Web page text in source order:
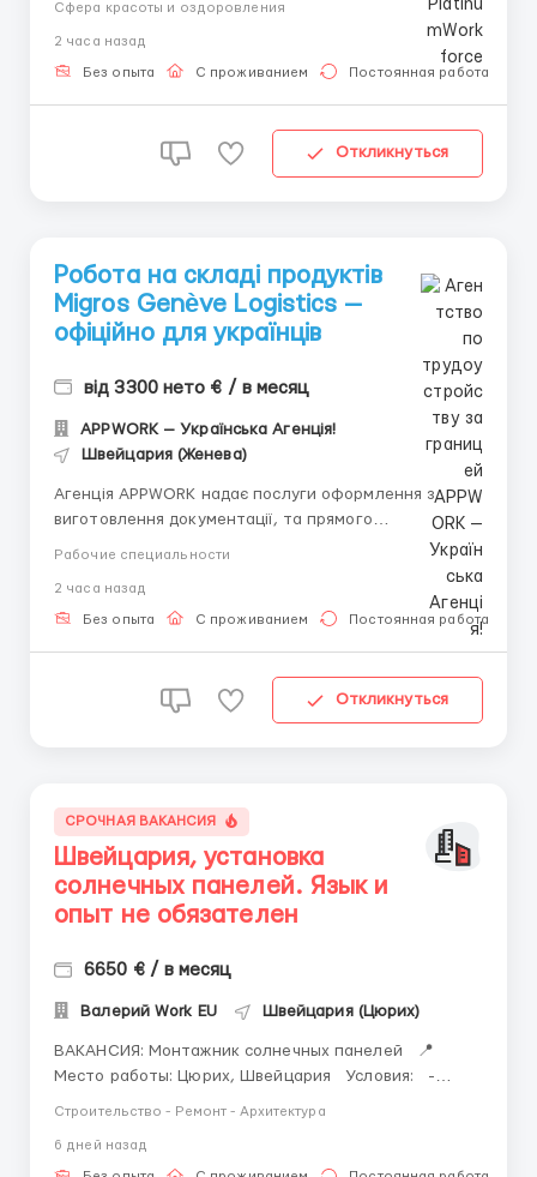
Зарплата: 4200 – 5200 € в месяц + чаевые и бонусы
🏡 Условия: 🏠 Жильё предоставляет работодатель
💄 работа в современной студии 🕒 8 часов ...
Сфера красоты и оздоровления
2 часа назад
Без опыта С проживанием Постоянная работа
Откликнуться
Робота на складі продуктів
Migros Genève Logistics —
офіційно для українців
від 3300 нето € / в месяц
APPWORK — Українська Агенція!
Швейцария (Женева)
Агенція APPWORK надає послуги оформлення з
виготовлення документації, та прямого
онлайн: Спеціаліст: Денис Бойко Телефон для
консультацій \ для підбору вакансій: +48 889 248
Рабочие специальности
2 часа назад
Без опыта С проживанием Постоянная работа
Откликнуться
СРОЧНАЯ ВАКАНСИЯ
Швейцария, установка
солнечных панелей. Язык и
опыт не обязателен
6650 € / в месяц
Валерий Work EU Швейцария (Цюрих)
ВАКАНСИЯ: Монтажник солнечных панелей 📍
Место работы: Цюрих, Швейцария Условия: -
Бесплатное проживание в комфортных комнатах. -
Строительство - Ремонт - Архитектура
6 дней назад